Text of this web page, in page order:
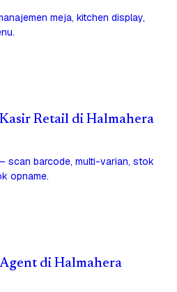
meja, kitchen display,
Retail di Halmahera
scan barcode, multi-varian, stok
opname.
Agent di Halmahera